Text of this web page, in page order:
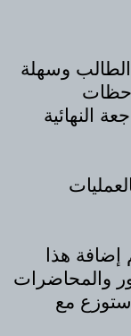
وسهلة
النهائية
إضافة هذا
والمحاضرات
ستوزع مع